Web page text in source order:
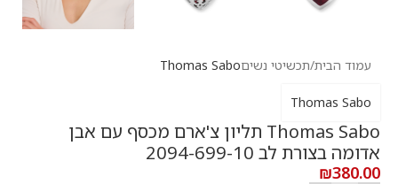
עמוד הבית/תכשיטי נשיםThomas Sabo
Thomas Sabo תליון צ'ארם מכסף עם אבן
אדומה בצורת לב 2094-699-10
Thomas Sabo
₪380.00